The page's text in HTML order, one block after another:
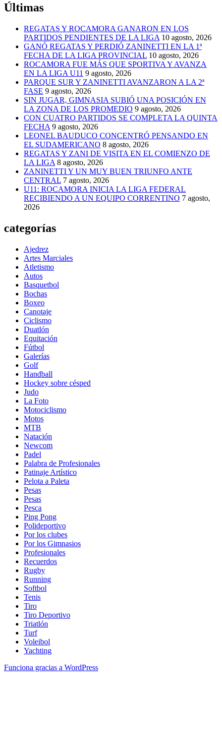
Últimas
REGATAS Y ROCAMORA GANARON EN LOS
PARTIDOS PENDIENTES DE LA LIGA 10 agosto, 2026
GANÓ REGATAS Y PERDIÓ ZANINETTI EN LA 1ª
FECHA DE LA LIGA PROVINCIAL 10 agosto, 2026
ROCAMORA FUE MÁS QUE SPORTIVA Y AVANZA
EN LA LIGA U11 9 agosto, 2026
PARQUE SUR Y ZANINETTI AVANZARON A LA 2ª
FASE 9 agosto, 2026
SIN JUGAR, GIMNASIA SUBIÓ UNA POSICIÓN EN
LA ZONA DE LOS PROMEDIO 9 agosto, 2026
CON CUATRO PARTIDOS SE COMPLETA LA QUINTA
FECHA 9 agosto, 2026
LEONEL BAUDUCO CONCENTRÓ PENSANDO EN
EL SUDAMERICANO 8 agosto, 2026
REGATAS Y ZANI DE VISITA EN EL COMIENZO DE
LA LIGA 8 agosto, 2026
ZANINETTI Y UN MUY BUEN TRIUNFO ANTE
CENTRAL 7 agosto, 2026
U11: ROCAMORA INICIA LA LIGA FEDERAL
RECIBIENDO A UN EQUIPO CORRENTINO 7 agosto,
2026
categorías
Ajedrez
Artes Marciales
Atletismo
Autos
Basquetbol
Bochas
Boxeo
Canotaje
Ciclismo
Duatlón
Equitación
Fútbol
Galerías
Golf
Handball
Hockey sobre césped
Judo
La Foto
Motociclismo
Motos
MTB
Natación
Newcom
Padel
Palabra de Profesionales
Patinaje Artístico
Pelota a Paleta
Pesas
Pesas
Pesca
Ping Pong
Polideportivo
Por los clubes
Por los Gimnasios
Profesionales
Recuerdos
Rugby
Running
Softbol
Tenis
Tiro
Tiro Deportivo
Triatlón
Turf
Voleibol
Yachting
Funciona gracias a WordPress